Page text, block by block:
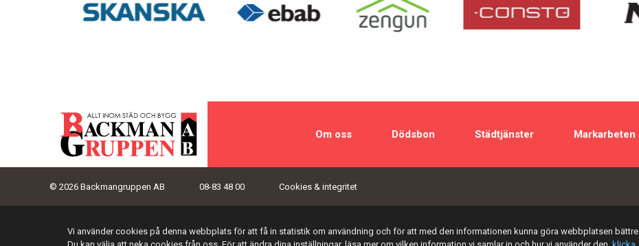
Om oss Dödsbon Städtjänster Markarbeten
© 2026 Backmangruppen AB 08-83 48 00 Cookies & integritet
Vi använder cookies på denna webbplats för att få in statistik om användning och för att med den informationen kunna göra webbplatsen bättre.
Du kan välja att neka cookies från oss. För att ändra dina inställningar, läsa mer om vilken information vi samlar in och hur vi använder den, klicka